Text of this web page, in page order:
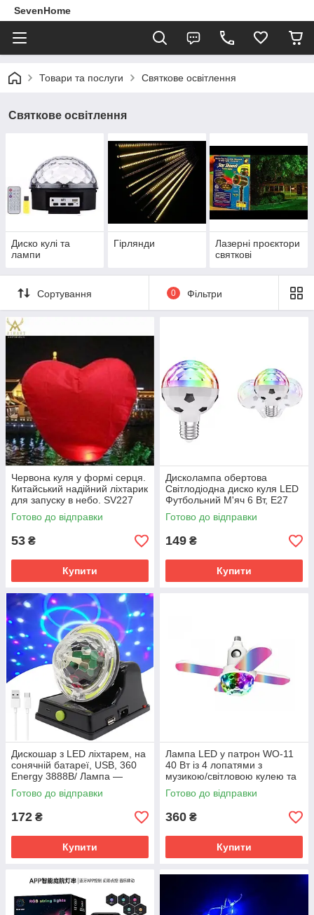
SevenHome
Товари та послуги Святкове освітлення
Святкове освітлення
Диско кулі та
лампи
Гірлянди
Лазерні проєктори
святкові
Сортування 0 Фільтри
Червона куля у формі серця.
Китайський надійний ліхтарик
для запуску в небо. SV227
Готово до відправки
53 ₴
Купити
Дисколампа обертова
Світлодіодна диско куля LED
Футбольний М'яч 6 Вт, E27
LY-729 SV227
Готово до відправки
149 ₴
Купити
Дискошар з LED ліхтарем, на
сонячній батареї, USB, 360
Energy 3888B/ Лампа —
дискоду для дому SV227
Готово до відправки
172 ₴
Купити
Лампа LED у патрон WO-11
40 Вт із 4 лопатями з
музикою/світловою кулею та
пультом д/к White SV227
Готово до відправки
360 ₴
Купити